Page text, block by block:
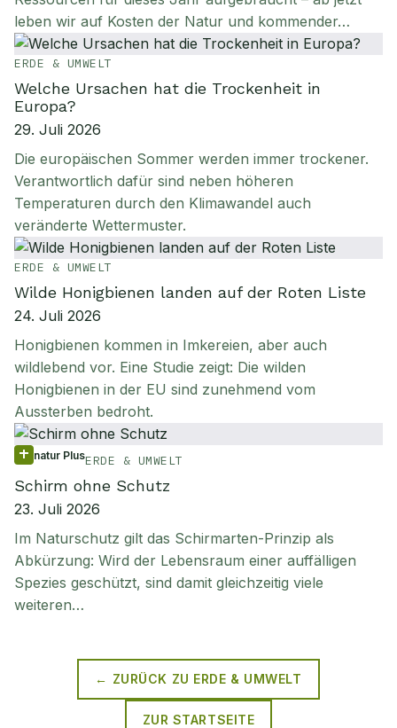
leben wir auf Kosten der Natur und kommender…
ERDE & UMWELT
Welche Ursachen hat die Trockenheit in
Europa?
29. Juli 2026
Die europäischen Sommer werden immer trockener.
Verantwortlich dafür sind neben höheren
Temperaturen durch den Klimawandel auch
veränderte Wettermuster.
ERDE & UMWELT
Wilde Honigbienen landen auf der Roten Liste
24. Juli 2026
Honigbienen kommen in Imkereien, aber auch
wildlebend vor. Eine Studie zeigt: Die wilden
Honigbienen in der EU sind zunehmend vom
Aussterben bedroht.
natur PlusERDE & UMWELT
Schirm ohne Schutz
23. Juli 2026
Im Naturschutz gilt das Schirmarten-Prinzip als
Abkürzung: Wird der Lebensraum einer auffälligen
Spezies geschützt, sind damit gleichzeitig viele
weiteren…
← ZURÜCK ZU ERDE & UMWELT
ZUR STARTSEITE